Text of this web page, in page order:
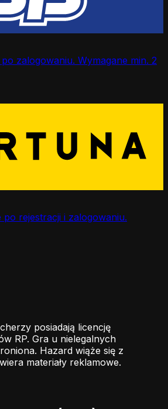
zalogowaniu. Wymagane min. 2
po rejestracji i zalogowaniu.
posiadają licencję
RP. Gra u nielegalnych
Hazard wiąże się z
materiały reklamowe.